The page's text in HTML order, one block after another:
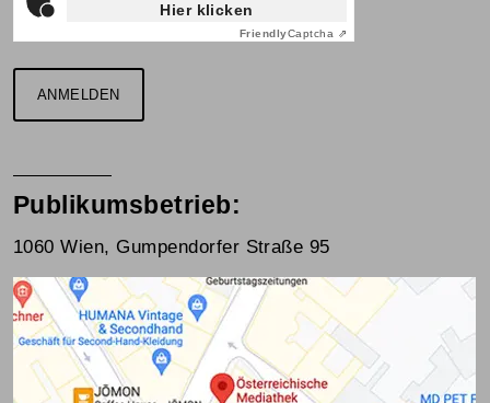
Hier klicken
FriendlyCaptcha ⇗
ANMELDEN
Publikumsbetrieb:
1060 Wien, Gumpendorfer Straße 95